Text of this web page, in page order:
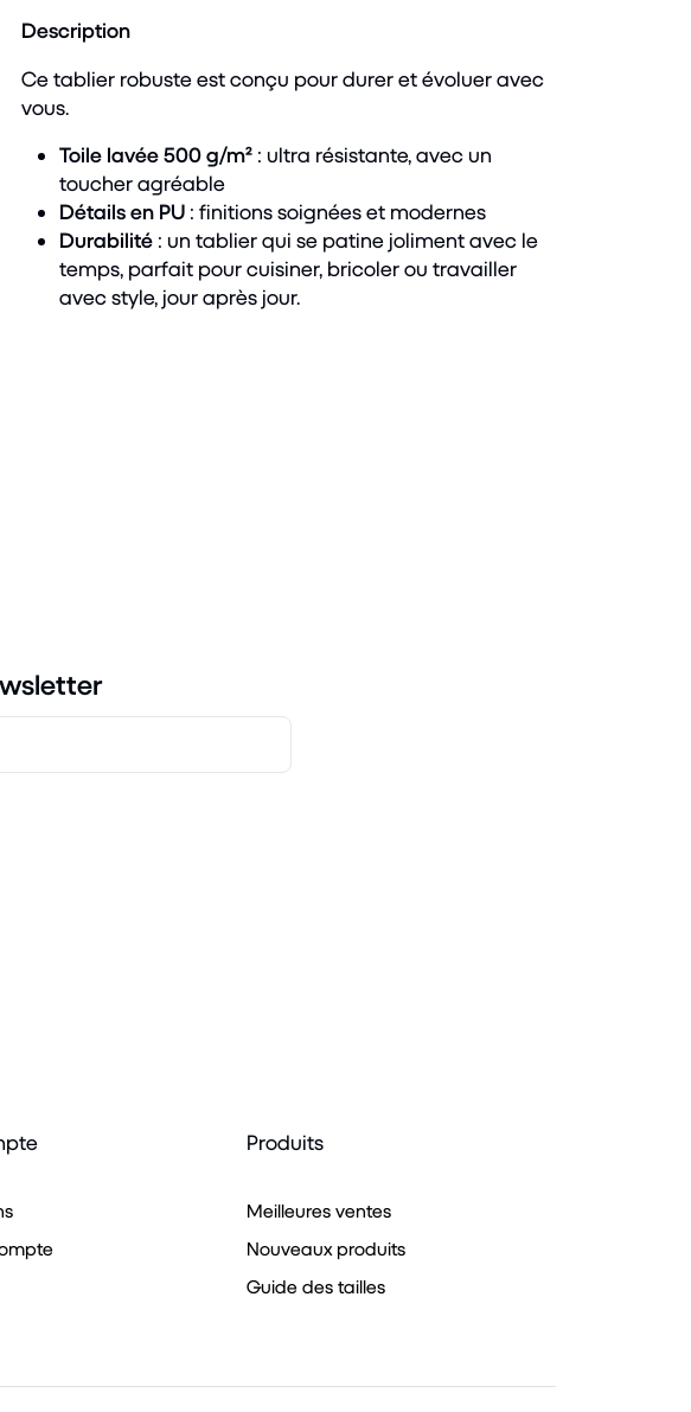
Description
Ce tablier robuste est conçu pour durer et évoluer avec
vous.
Toile lavée 500 g/m² : ultra résistante, avec un
toucher agréable
Détails en PU : finitions soignées et modernes
Durabilité : un tablier qui se patine joliment avec le
temps, parfait pour cuisiner, bricoler ou travailler
avec style, jour après jour.
Produits
Meilleures ventes
Nouveaux produits
Guide des tailles